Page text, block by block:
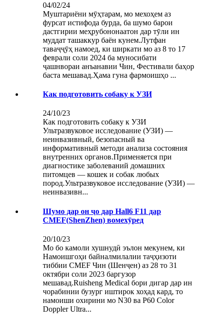
04/02/24
Муштариёни мӯҳтарам, мо мехоҳем аз
фурсат истифода бурда, ба шумо барои
дастгирии меҳрубононаатон дар тӯли ин
муддат ташаккур баён кунем.Лутфан
таваҷҷӯҳ намоед, ки ширкати мо аз 8 то 17
феврали соли 2024 ба муносибати
ҷашнвораи анъанавии Чин, Фестивали баҳор
баста мешавад.Ҳама гуна фармоишҳо ...
Как подготовить собаку к УЗИ
24/10/23
Как подготовить собаку к УЗИ
Ультразвуковое исследование (УЗИ) —
неинвазивный, безопасный ва
информативный методи анализа состояния
внутренних органов.Применяется при
диагностике заболеваний домашних
питомцев — кошек и собак любых
пород.Ультразвуковое исследование (УЗИ) —
неинвазивн...
Шумо дар он ҷо дар Hall6 F11 дар
CMEF(ShenZhen) вомехӯред
20/10/23
Мо бо камоли хушнудӣ эълон мекунем, ки
Намоишгоҳи байналмилалии таҷҳизоти
тиббии CMEF Чин (Шенҷен) аз 28 то 31
октябри соли 2023 баргузор
мешавад.Ruisheng Medical бори дигар дар ин
чорабинии бузург иштирок хоҳад кард, то
намоиши охирини мо N30 ва P60 Color
Doppler Ultra...